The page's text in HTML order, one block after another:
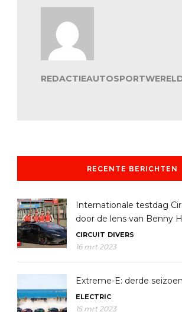
RECENTE BERICHTEN
Internationale testdag
door de lens van Benny
CIRCUIT DIVERS
16 mrt 2023
Extreme-E: derde
ELECTRIC
15 mrt 2023